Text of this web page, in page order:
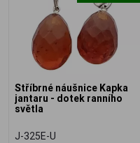
Stříbrné náušnice Kapka
jantaru - dotek ranního
světla
J-325E-U